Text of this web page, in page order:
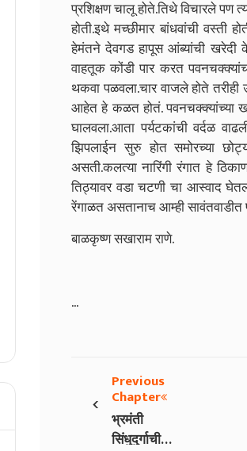
प्रशिक्षण चालू होते.तिथे विचारले पण
होती.इथे मच्छीमार बांधवांची वस्ती
हेमंतने देवगड हापूस आंब्यांची खरेदी
वाहतूक कोंडी पार करत
थकवा पळवला.चार वाजले होते
आहेत हे कळत होतं. पवनचक्क्यांच्या
घालवला.आता पर्यटकांची वर्दळ
झिपलाईन सुरु होत समोरच्या
असती.कलत्या नारिंगी रंगात हे
तिठ्यावर वडा चटणी चा आस्वाद
रेंगाळत असतानाच आम्ही सावंतवाडीत
बाळकृष्ण सखाराम राणे.
...
‹
Previous
Chapter
भ्रमंती
सिंधुदुर्गाची -